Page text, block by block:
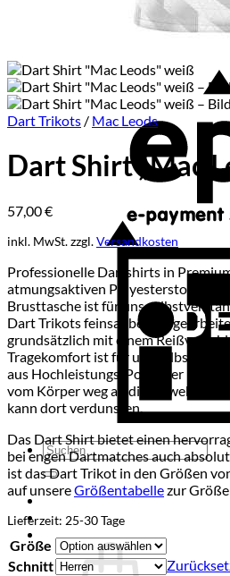
Suchen
nach:
Dart Trikots / Mac Leods
Dart Shirt „Mac
57,00€
inkl. MwSt.zzgl.Versandkosten
Professionelle Dartshirts in
atmungsaktiven Polyesterstoff.
Brusttasche ist für uns
Dart Trikots feinsauber
grundsätzlich mit einem
Tragekomfort ist für uns
aus Hochleistungs-Polyester
vom Körper weg an die
kann dort verdunsten.
Das Dart Shirt bietet einen
bei engen Dartmatches auch
ist das Dart Trikot in den Größen
auf unsereGrößentabellezur
Lieferzeit: 25-30 Tage
Größe
Schnitt